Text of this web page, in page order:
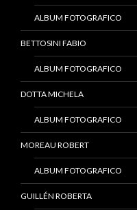
ALBUM FOTOGRAFICO
BETTOSINI FABIO
ALBUM FOTOGRAFICO
DOTTA MICHELA
ALBUM FOTOGRAFICO
MOREAU ROBERT
ALBUM FOTOGRAFICO
GUILLÉN ROBERTA